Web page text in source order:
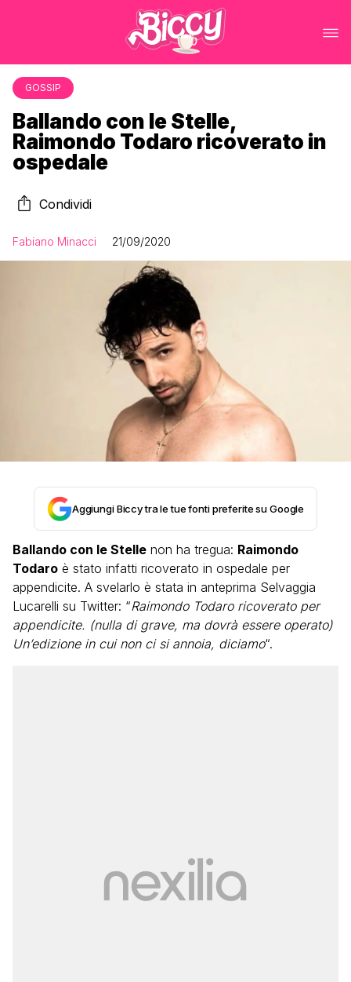
GOSSIP
Ballando con le Stelle,
Raimondo Todaro ricoverato in
ospedale
Condividi
Fabiano Minacci 21/09/2020
Aggiungi Biccy tra le tue fonti preferite su Google
Ballando con le Stelle non ha tregua: Raimondo
Todaro è stato infatti ricoverato in ospedale per
appendicite. A svelarlo è stata in anteprima Selvaggia
Lucarelli su Twitter: “Raimondo Todaro ricoverato per
appendicite. (nulla di grave, ma dovrà essere operato)
Un’edizione in cui non ci si annoia, diciamo“.